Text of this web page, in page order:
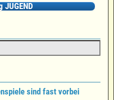
JUGEND
sind fast vorbei